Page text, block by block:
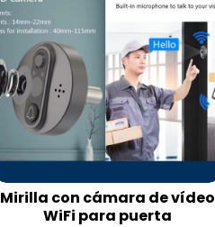
Mirilla con cámara de vídeo
WiFi para puerta